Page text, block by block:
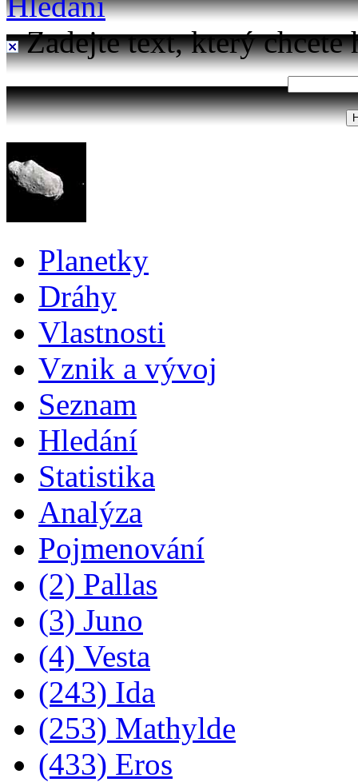
Zadejte text, který chcete
Planetky
Dráhy
Vlastnosti
Vznik a vývoj
Seznam
Hledání
Statistika
Analýza
Pojmenování
(2) Pallas
(3) Juno
(4) Vesta
(243) Ida
(253) Mathylde
(433) Eros